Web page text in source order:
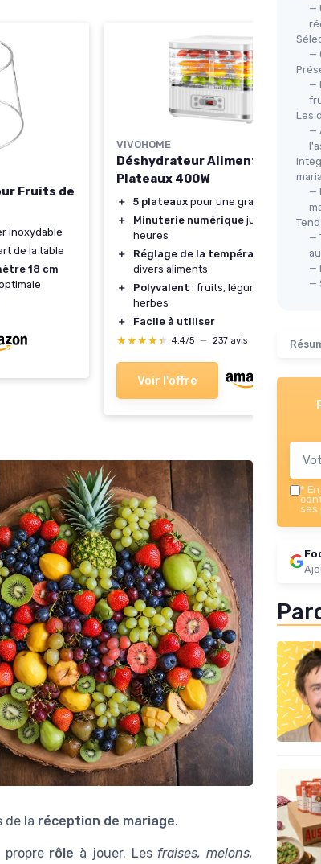
Fruits de
inoxydable
de la table
18 cm
VIVOHOME
Déshydrateur Alimentaire 5
Plateaux 400W
＋ 5 plateaux pour une grande capacité
＋
Minuterie numérique jusqu'à 72
heures
＋
Réglage de la température
divers aliments
＋
Polyvalent : fruits, légumes, viande,
herbes
＋
Facile à utiliser
★★★★★
★★★★★ 4,4/5 — 237 avis
Voir l'offre
de la réception de mariage.
rôle à jouer. Les fraises, melons,
—
—
—
Les
—
—
—
—
—
*
ses